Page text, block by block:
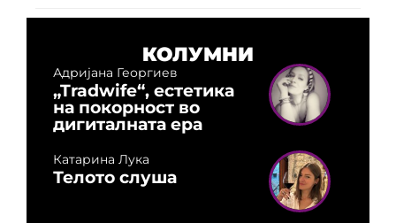
КОЛУМНИ
Адријана Георгиев
„Tradwife“, естетика
на покорност во
дигиталната ера
Катарина Лука
Телото слуша